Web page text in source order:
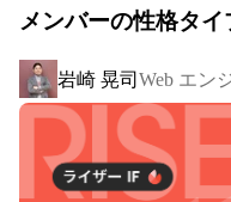
を目指しています。役割
と信じています。
ATIには代表の岩崎をは
経験を持つエンジニアが
ため、スピーディかつ柔
メンバーの性格タイ
岩崎 晃司 Web エン